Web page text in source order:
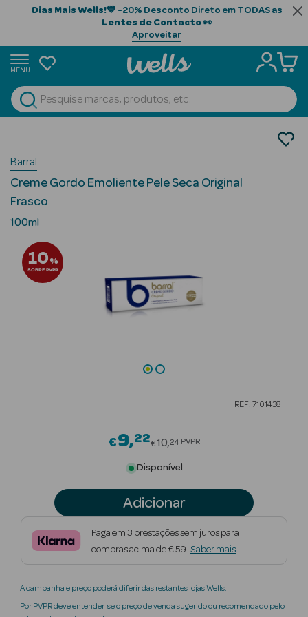
Dias Mais Wells!💙 -20% Desconto Direto em TODAS as
Lentes de Contacto👀
Aproveitar
MENU
Ver Tudo
Beauty Season
Cabelo
Beauty Season
Cosmética
Beauty Season
Cosmética
Beauty Season
Beauty Season
Beauty Season
Hidratantes
Barral
Creme Gordo Emoliente Pele Seca Original
Frasco
100ml
10%
SOBRE PVPR
REF: 7101438
€9 22Price reduced from
€10 24 PVPR
Disponível
Adicionar
Paga em 3 prestações sem juros para
compras acima de € 59. Saber mais
A campanha e preço poderá diferir das restantes lojas Wells.
Por PVPR deve entender-se o preço de venda sugerido ou recomendado pelo